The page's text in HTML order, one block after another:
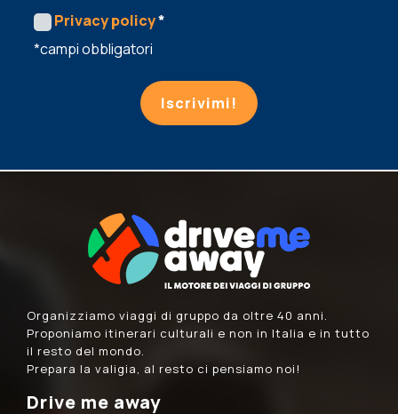
Privacy policy*
*campi obbligatori
Iscrivimi!
Organizziamo viaggi di gruppo da oltre 40 anni.
Proponiamo itinerari culturali e non in Italia e in tutto
il resto del mondo.
Prepara la valigia, al resto ci pensiamo noi!
Drive me away